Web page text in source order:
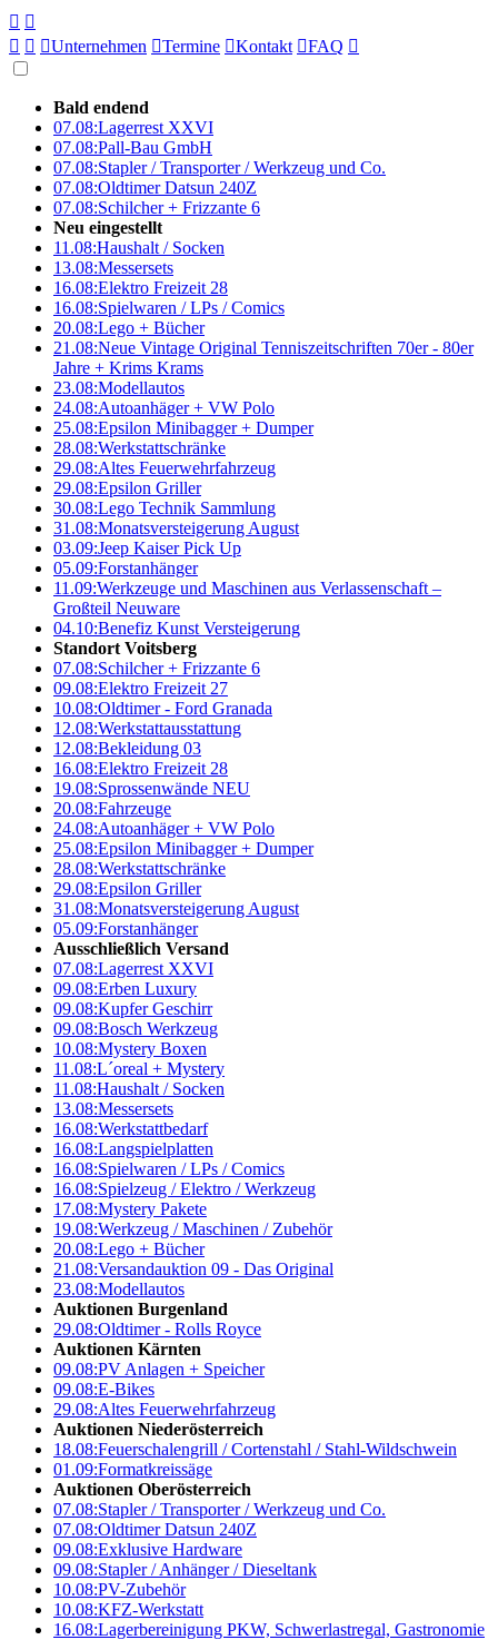
 
  Unternehmen Termine Kontakt FAQ 
Bald endend
07.08:Lagerrest XXVI
07.08:Pall-Bau GmbH
07.08:Stapler / Transporter / Werkzeug und Co.
07.08:Oldtimer Datsun 240Z
07.08:Schilcher + Frizzante 6
Neu eingestellt
11.08:Haushalt / Socken
13.08:Messersets
16.08:Elektro Freizeit 28
16.08:Spielwaren / LPs / Comics
20.08:Lego + Bücher
21.08:Neue Vintage Original Tenniszeitschriften 70er - 80er
Jahre + Krims Krams
23.08:Modellautos
24.08:Autoanhäger + VW Polo
25.08:Epsilon Minibagger + Dumper
28.08:Werkstattschränke
29.08:Altes Feuerwehrfahrzeug
29.08:Epsilon Griller
30.08:Lego Technik Sammlung
31.08:Monatsversteigerung August
03.09:Jeep Kaiser Pick Up
05.09:Forstanhänger
11.09:Werkzeuge und Maschinen aus Verlassenschaft –
Großteil Neuware
04.10:Benefiz Kunst Versteigerung
Standort Voitsberg
07.08:Schilcher + Frizzante 6
09.08:Elektro Freizeit 27
10.08:Oldtimer - Ford Granada
12.08:Werkstattausstattung
12.08:Bekleidung 03
16.08:Elektro Freizeit 28
19.08:Sprossenwände NEU
20.08:Fahrzeuge
24.08:Autoanhäger + VW Polo
25.08:Epsilon Minibagger + Dumper
28.08:Werkstattschränke
29.08:Epsilon Griller
31.08:Monatsversteigerung August
05.09:Forstanhänger
Ausschließlich Versand
07.08:Lagerrest XXVI
09.08:Erben Luxury
09.08:Kupfer Geschirr
09.08:Bosch Werkzeug
10.08:Mystery Boxen
11.08:L´oreal + Mystery
11.08:Haushalt / Socken
13.08:Messersets
16.08:Werkstattbedarf
16.08:Langspielplatten
16.08:Spielwaren / LPs / Comics
16.08:Spielzeug / Elektro / Werkzeug
17.08:Mystery Pakete
19.08:Werkzeug / Maschinen / Zubehör
20.08:Lego + Bücher
21.08:Versandauktion 09 - Das Original
23.08:Modellautos
Auktionen Burgenland
29.08:Oldtimer - Rolls Royce
Auktionen Kärnten
09.08:PV Anlagen + Speicher
09.08:E-Bikes
29.08:Altes Feuerwehrfahrzeug
Auktionen Niederösterreich
18.08:Feuerschalengrill / Cortenstahl / Stahl-Wildschwein
01.09:Formatkreissäge
Auktionen Oberösterreich
07.08:Stapler / Transporter / Werkzeug und Co.
07.08:Oldtimer Datsun 240Z
09.08:Exklusive Hardware
09.08:Stapler / Anhänger / Dieseltank
10.08:PV-Zubehör
10.08:KFZ-Werkstatt
16.08:Lagerbereinigung PKW, Schwerlastregal, Gastronomie